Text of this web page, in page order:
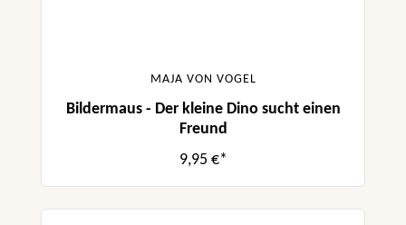
MAJA VON VOGEL
Bildermaus - Der kleine Dino sucht einen
Freund
9,95 €*